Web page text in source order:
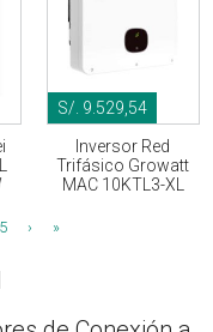
S/. 9.529,54
Inversor Red
Trifásico Growatt
MAC 10KTL3-XL
5 › »